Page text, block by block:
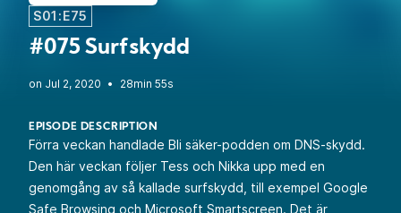
S01:E75
#075 Surfskydd
• 28min 55s
EPISODE DESCRIPTION
Förra veckan handlade Bli säker-podden om DNS-skydd.
Den här veckan följer Tess och Nikka upp med en
genomgång av så kallade surfskydd, till exempel Google
Safe Browsing och Microsoft Smartscreen. Det är